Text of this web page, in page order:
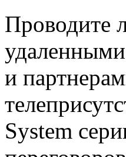
Проводите
и
System